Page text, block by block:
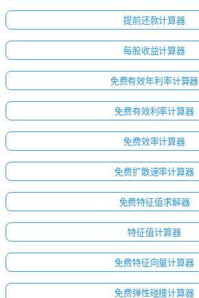
点击
登
提前还款计算器
每股收益计算器
免费有效年利率计算器
免费有效利率计算器
免费效率计算器
免费扩散速率计算器
免费特征值求解器
特征值计算器
免费特征向量计算器
免费弹性碰撞计算器